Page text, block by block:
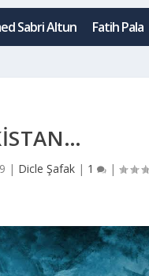
Sabri Altun Fatih Pala
| Dicle Şafak | 1 |